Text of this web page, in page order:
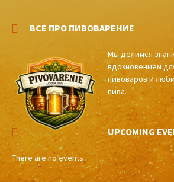
ВСЕ ПРО ПИВОВАРЕНИЕ
Мы делимся
вдохновением
пивоваров и
пива.
UPCOMING
There are no events